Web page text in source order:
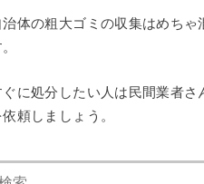
治体の粗大ゴミの収集はめちゃ
ぐに処分したい人は民間業者さ
頼しましょう。